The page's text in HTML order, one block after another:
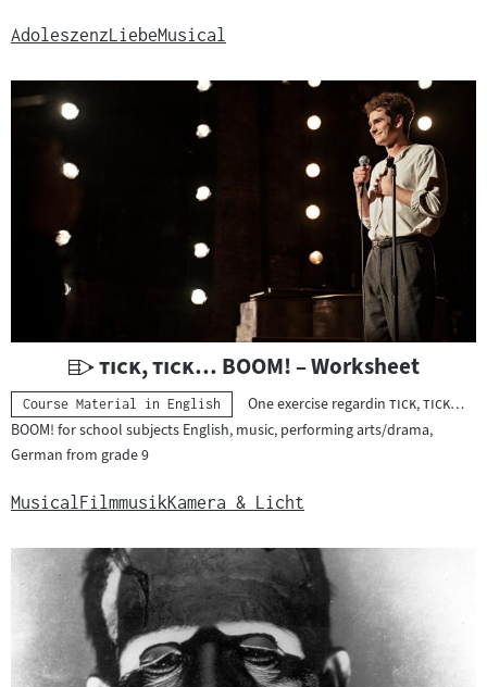
r
c
a
l
:
Adoleszenz LiebeMusical
U
n
t
e
r
c
h
t
s
m
"
tick, tick… BOOM!"– Worksheet
Kategorie:
Course Material in English One exercise regardin "
tick, tick…
BOOM! "for school subjects English, music, performing arts/drama,
German from grade 9
Musical FilmmusikKamera & Licht